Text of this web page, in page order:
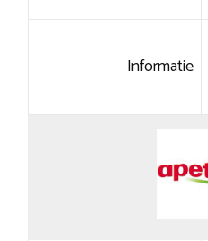
Informatie